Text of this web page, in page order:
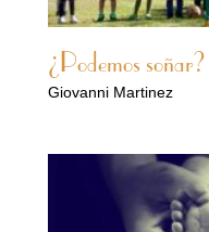
¿Podemos soñar?
Giovanni Martinez